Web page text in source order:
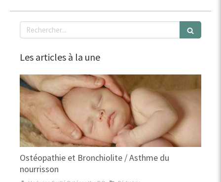
Rechercher
Les articles à la une
Ostéopathie et Bronchiolite / Asthme du
nourrisson